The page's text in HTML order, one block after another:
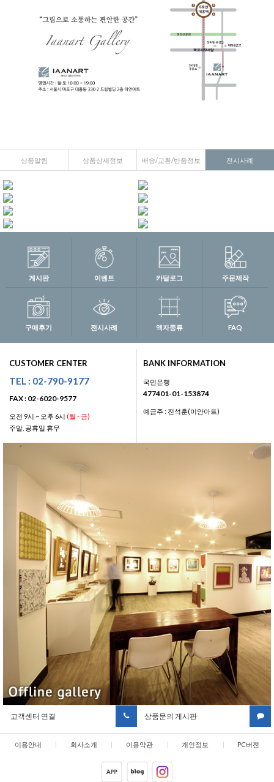
상품알림 상품상세정보 배송/교환/반품정보 전시사례
게시판 이벤트 카달로그 주문제작
구매후기 전시사례 액자종류 FAQ
CUSTOMER CENTER
TEL : 02-790-9177
FAX : 02-6020-9577
오전 9시 ~ 오후 6시 (월 - 금)
주말, 공휴일 휴무
BANK INFORMATION
국민은행
477401-01-153874
예금주 : 진석훈(이안아트)
고객센터 연결 상품문의 게시판
이용안내 회사소개 이용약관 개인정보 PC버젼